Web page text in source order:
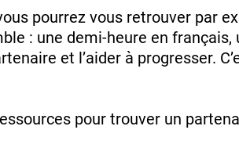
pourrez vous retrouver par
: une demi-heure en
et l’aider à progresser.
pour trouver un